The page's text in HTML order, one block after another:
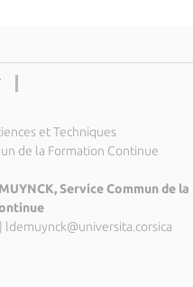
et Techniques
de la Formation Continue
Service Commun de la
ldemuynck@universita.corsica